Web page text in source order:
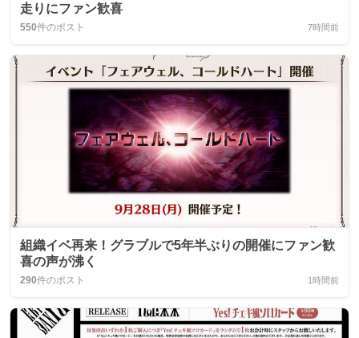
走りにファン歓喜
550件のポスト 7時間前
組織イベ再来！グラブルで5年半ぶりの開催にファン歓
喜の声が沸く
290件のポスト 1時間前